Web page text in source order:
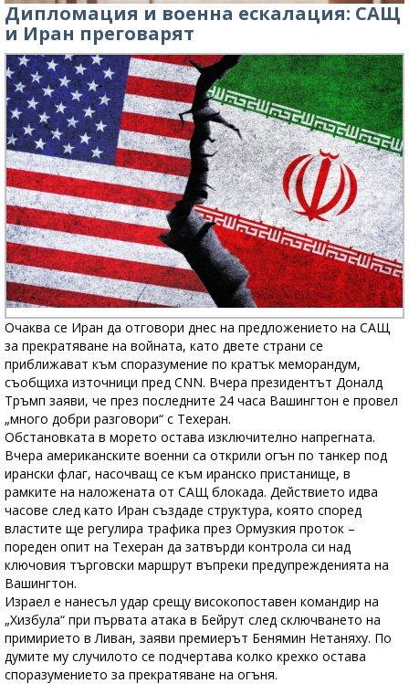
Дипломация и военна ескалация: САЩ
и Иран преговарят
Очаква се Иран да отговори днес на предложението на САЩ
за прекратяване на войната, като двете страни се
приближават към споразумение по кратък меморандум,
съобщиха източници пред CNN. Вчера президентът Доналд
Тръмп заяви, че през последните 24 часа Вашингтон е провел
„много добри разговори“ с Техеран.
Обстановката в морето остава изключително напрегната.
Вчера американските военни са открили огън по танкер под
ирански флаг, насочващ се към иранско пристанище, в
рамките на наложената от САЩ блокада. Действието идва
часове след като Иран създаде структура, която според
властите ще регулира трафика през Ормузкия проток –
пореден опит на Техеран да затвърди контрола си над
ключовия търговски маршрут въпреки предупрежденията на
Вашингтон.
Израел е нанесъл удар срещу високопоставен командир на
„Хизбула“ при първата атака в Бейрут след сключването на
примирието в Ливан, заяви премиерът Бенямин Нетаняху. По
думите му случилото се подчертава колко крехко остава
споразумението за прекратяване на огъня.